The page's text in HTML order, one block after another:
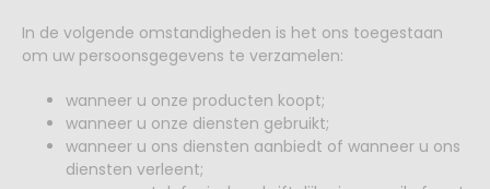
In de volgende omstandigheden is het ons toegestaan
om uw persoonsgegevens te verzamelen:
wanneer u onze producten koopt;
wanneer u onze diensten gebruikt;
wanneer u ons diensten aanbiedt of wanneer u ons
diensten verleent;